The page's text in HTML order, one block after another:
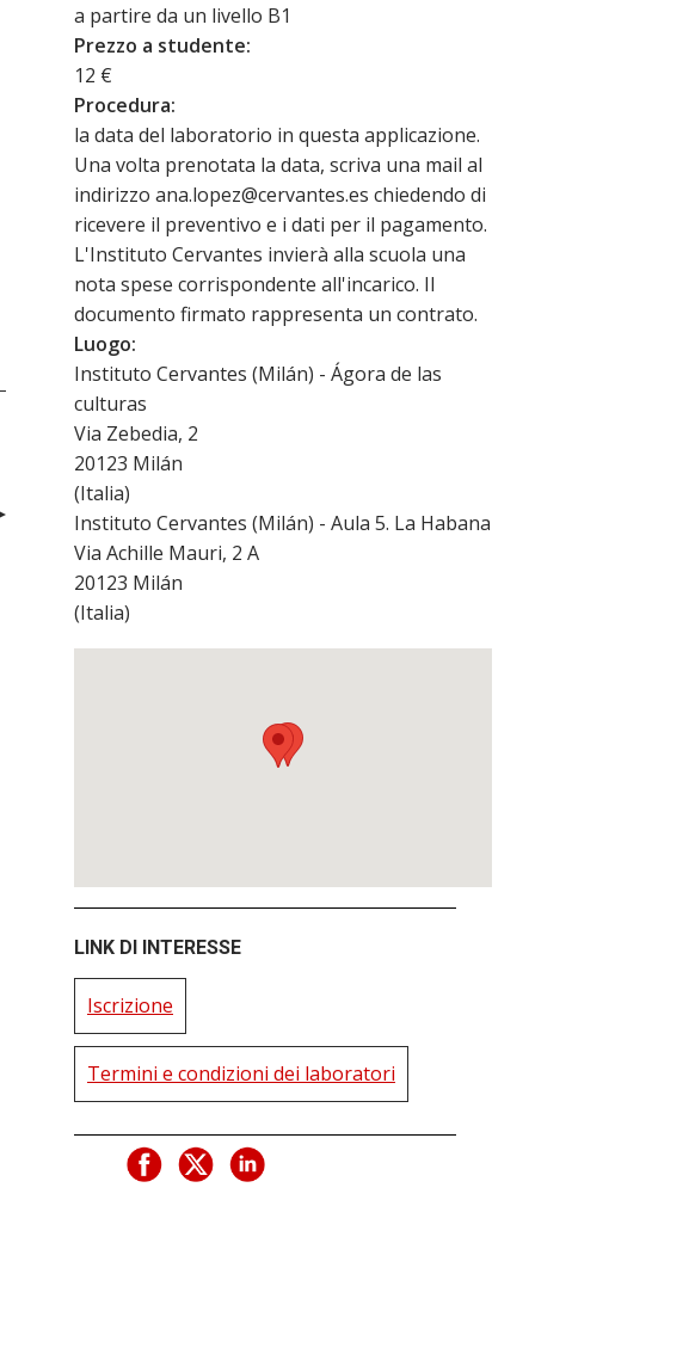
a partire da un livello B1
Prezzo a studente:
12 €
Procedura:
la data del laboratorio in questa applicazione.
Una volta prenotata la data, scriva una mail al
indirizzo ana.lopez@cervantes.es chiedendo di
ricevere il preventivo e i dati per il pagamento.
L'Instituto Cervantes invierà alla scuola una
nota spese corrispondente all'incarico. Il
documento firmato rappresenta un contrato.
Luogo:
Instituto Cervantes (Milán) - Ágora de las
culturas
Via Zebedia, 2
20123 Milán
(Italia)
Instituto Cervantes (Milán) - Aula 5. La Habana
Via Achille Mauri, 2 A
20123 Milán
(Italia)
LINK DI INTERESSE
Iscrizione
Termini e condizioni dei laboratori